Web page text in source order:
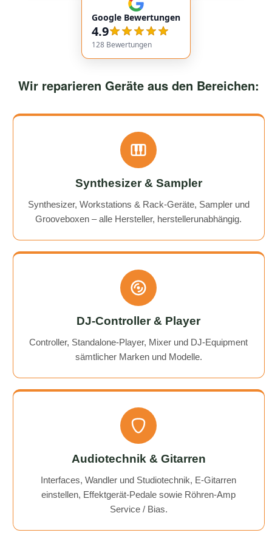
communication. Responses came very quickly, and the
service overall was extremely friendly and reliable.
Highly recommended!
Google Bewertungen
4.9
128 Bewertungen
Wir reparieren Geräte aus den Bereichen:
Synthesizer & Sampler
Synthesizer, Workstations & Rack-Geräte, Sampler und
Grooveboxen – alle Hersteller, herstellerunabhängig.
DJ-Controller & Player
Controller, Standalone-Player, Mixer und DJ-Equipment
sämtlicher Marken und Modelle.
Audiotechnik & Gitarren
Interfaces, Wandler und Studiotechnik, E-Gitarren
einstellen, Effektgerät-Pedale sowie Röhren-Amp
Service / Bias.